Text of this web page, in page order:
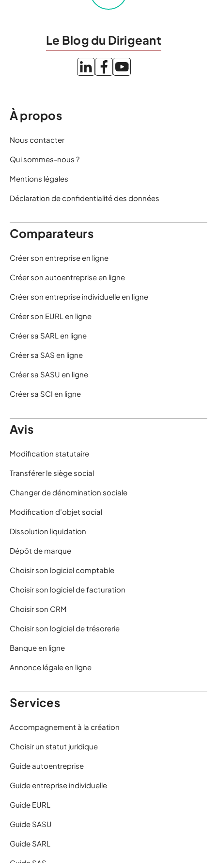
Le Blog du Dirigeant
À propos
Nous contacter
Qui sommes-nous ?
Mentions légales
Déclaration de confidentialité des données
Comparateurs
Créer son entreprise en ligne
Créer son autoentreprise en ligne
Créer son entreprise individuelle en ligne
Créer son EURL en ligne
Créer sa SARL en ligne
Créer sa SAS en ligne
Créer sa SASU en ligne
Créer sa SCI en ligne
Avis
Modification statutaire
Transférer le siège social
Changer de dénomination sociale
Modification d’objet social
Dissolution liquidation
Dépôt de marque
Choisir son logiciel comptable
Choisir son logiciel de facturation
Choisir son CRM
Choisir son logiciel de trésorerie
Banque en ligne
Annonce légale en ligne
Services
Accompagnement à la création
Choisir un statut juridique
Guide autoentreprise
Guide entreprise individuelle
Guide EURL
Guide SASU
Guide SARL